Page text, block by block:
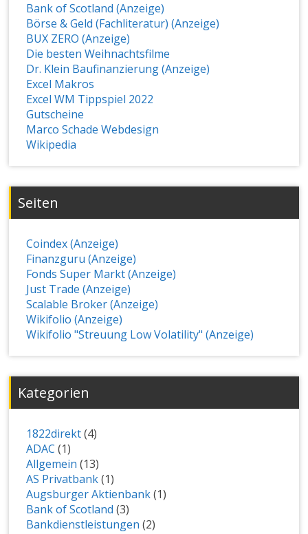
Bank of Scotland (Anzeige)
Börse & Geld (Fachliteratur) (Anzeige)
BUX ZERO (Anzeige)
Die besten Weihnachtsfilme
Dr. Klein Baufinanzierung (Anzeige)
Excel Makros
Excel WM Tippspiel 2022
Gutscheine
Marco Schade Webdesign
Wikipedia
Seiten
Coindex (Anzeige)
Finanzguru (Anzeige)
Fonds Super Markt (Anzeige)
Just Trade (Anzeige)
Scalable Broker (Anzeige)
Wikifolio (Anzeige)
Wikifolio "Streuung Low Volatility" (Anzeige)
Kategorien
1822direkt(4)
ADAC (1)
Allgemein (13)
AS Privatbank(1)
Augsburger Aktienbank(1)
Bank of Scotland (3)
Bankdienstleistungen (2)